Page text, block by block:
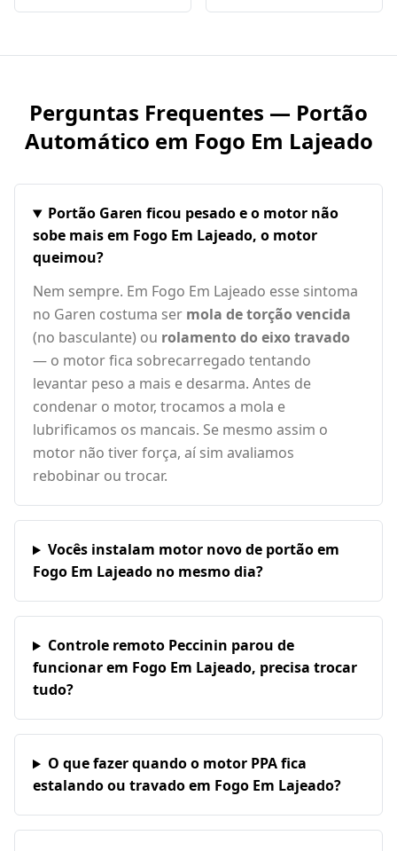
Perguntas Frequentes — Portão
Automático em Fogo Em Lajeado
Portão Garen ficou pesado e o motor não
sobe mais em Fogo Em Lajeado, o motor
queimou?
Nem sempre. Em Fogo Em Lajeado esse sintoma
no Garen costuma ser mola de torção vencida
(no basculante) ou rolamento do eixo travado
— o motor fica sobrecarregado tentando
levantar peso a mais e desarma. Antes de
condenar o motor, trocamos a mola e
lubrificamos os mancais. Se mesmo assim o
motor não tiver força, aí sim avaliamos
rebobinar ou trocar.
Vocês instalam motor novo de portão em
Fogo Em Lajeado no mesmo dia?
Controle remoto Peccinin parou de
funcionar em Fogo Em Lajeado, precisa trocar
tudo?
O que fazer quando o motor PPA fica
estalando ou travado em Fogo Em Lajeado?